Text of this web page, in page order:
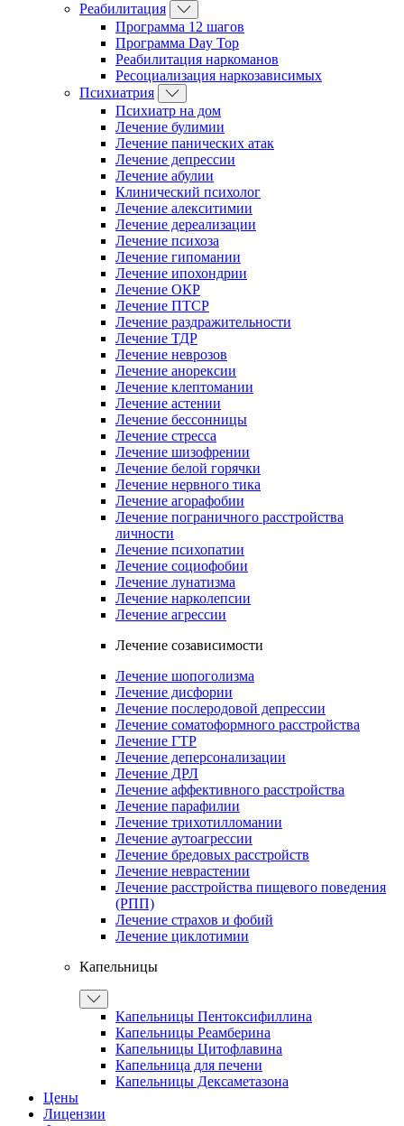
Реабилитация
Программа 12 шагов
Программа Day Top
Реабилитация наркоманов
Ресоциализация наркозависимых
Психиатрия
Психиатр на дом
Лечение булимии
Лечение панических атак
Лечение депрессии
Лечение абулии
Клинический психолог
Лечение алекситимии
Лечение дереализации
Лечение психоза
Лечение гипомании
Лечение ипохондрии
Лечение ОКР
Лечение ПТСР
Лечение раздражительности
Лечение ТДР
Лечение неврозов
Лечение анорексии
Лечение клептомании
Лечение астении
Лечение бессонницы
Лечение стресса
Лечение шизофрении
Лечение белой горячки
Лечение нервного тика
Лечение агорафобии
Лечение пограничного расстройства
личности
Лечение психопатии
Лечение социофобии
Лечение лунатизма
Лечение нарколепсии
Лечение агрессии
Лечение созависимости
Лечение шопоголизма
Лечение дисфории
Лечение послеродовой депрессии
Лечение соматоформного расстройства
Лечение ГТР
Лечение деперсонализации
Лечение ДРЛ
Лечение аффективного расстройства
Лечение парафилии
Лечение трихотилломании
Лечение аутоагрессии
Лечение бредовых расстройств
Лечение неврастении
Лечение расстройства пищевого поведения
(РПП)
Лечение страхов и фобий
Лечение циклотимии
Капельницы
Капельницы Пентоксифиллина
Капельницы Реамберина
Капельницы Цитофлавина
Капельница для печени
Капельницы Дексаметазона
Цены
Лицензии